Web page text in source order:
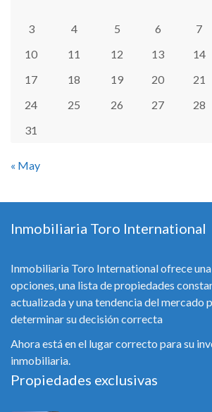
3
4 5 6 7
10
11 12 13 14
17
18 19 20 21
24
25 26 27 28
31
« May
Inmobiliaria Toro International
Inmobiliaria Toro International ofrece
opciones, una lista de propiedades
actualizada y una tendencia del mercado
determinar su decisión correcta
Ahora está en el lugar correcto para su
inmobiliaria.
Propiedades exclusivas